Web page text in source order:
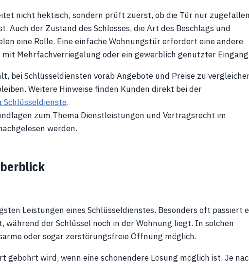
nicht hektisch, sondern prüft zuerst, ob die Tür nur zugefallen
Auch der Zustand des Schlosses, die Art des Beschlags und
eine Rolle. Eine einfache Wohnungstür erfordert eine andere
mit Mehrfachverriegelung oder ein gewerblich genutzter
bei Schlüsseldiensten vorab Angebote und Preise zu
Weitere Hinweise finden Kunden direkt bei der
Schlüsseldienste.
zum Thema Dienstleistungen und Vertragsrecht im
werden.
Leistungen eines Schlüsseldienstes. Besonders oft passiert
während der Schlüssel noch in der Wohnung liegt. In solchen
oder sogar zerstörungsfreie Öffnung möglich.
gebohrt wird, wenn eine schonendere Lösung möglich ist. Je